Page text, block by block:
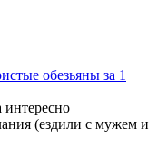
обезьяны за 1
интересно
(ездили с мужем и